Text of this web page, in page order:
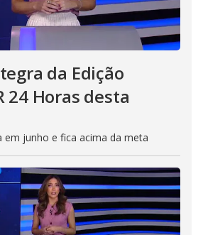
da Edição
24 Horas desta
em junho e fica acima da meta